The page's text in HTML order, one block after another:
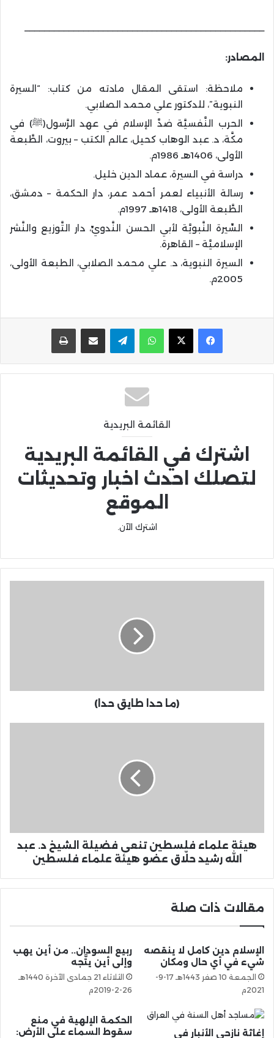
المصادر:
ملاحظة: استقى المقال مادته من كتاب: “السيرة
النبوية”، للدكتور علي محمد الصلابي.
الحرب النَّفسيَّة ضدَّ الإسلام في عهد الرَّسول(ﷺ) في
مكَّة، د. عبد الوهاب كحيل، عالم الكتب – بيروت، الطَّبعة
الأولى، 1406هـ 1986م.
دراسة في السيرة، عماد الدين خليل.
رسالة الأنبياء لعمر أحمد عمر، دار الحكمة – دمشق،
الطَّبعة الأولى، 1418هـ 1997م.
السِّيرة النَّبويَّة لأبي الحسن النَّدويِّ، دار التَّوزيع والنَّشر
الإسلاميَّة – القاهرة.
السيرة النبوية، د. علي محمد الصلابي، الطبعة الأولى،
2005م.
واتساب تيلقرام مشاركة عبر البريد
القائمة البريدية
اشترك في القائمة البريدية
لتصلك احدث اخبار وتحديثات
الموقع
اشترك الآن.
(ما حدا طايق حدا)
هيئة علماء فلسطين تنعى فضيلة الشيخ د. عبد
الله رشيد حلّاق عضو هيئة علماء فلسطين
مقالات ذات صلة
الإسلام دين كامل لا ينقصه
شيء في أي حال ومكان
الجمعة 10 صفر 1443هـ 17-9-
2021م
ربيع السودان.. من أين يهب
وإلى أين يتَّجه
الثلاثاء 21 جمادى الآخرة 1440هـ
26-2-2019م
إغاثة نازحي الأنبار في
الحكمة الإلهية في منع
سقوط السماء على الأرض: